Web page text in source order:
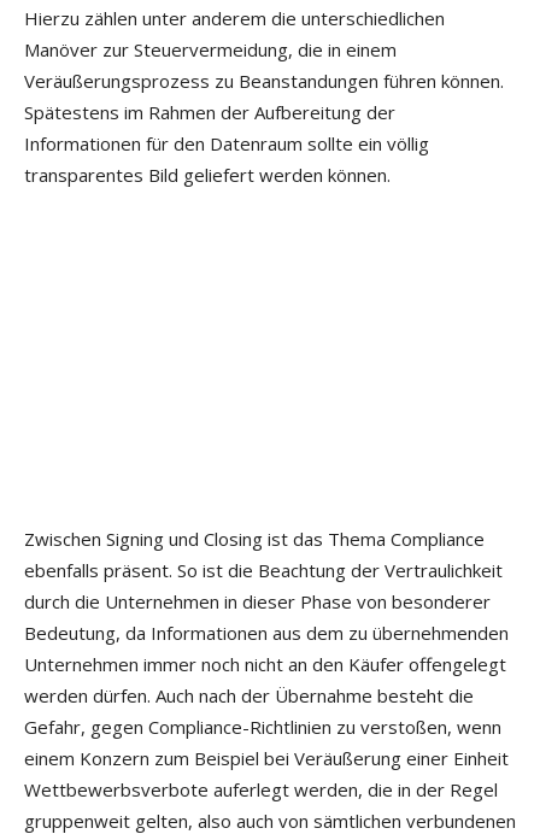
Hierzu zählen unter anderem die unterschiedlichen
Manöver zur Steuervermeidung, die in einem
Veräußerungsprozess zu Beanstandungen führen können.
Spätestens im Rahmen der Aufbereitung der
Informationen für den Datenraum sollte ein völlig
transparentes Bild geliefert werden können.
Zwischen Signing und Closing ist das Thema Compliance
ebenfalls präsent. So ist die Beachtung der Vertraulichkeit
durch die Unternehmen in dieser Phase von besonderer
Bedeutung, da Informationen aus dem zu übernehmenden
Unternehmen immer noch nicht an den Käufer offengelegt
werden dürfen. Auch nach der Übernahme besteht die
Gefahr, gegen Compliance-Richtlinien zu verstoßen, wenn
einem Konzern zum Beispiel bei Veräußerung einer Einheit
Wettbewerbsverbote auferlegt werden, die in der Regel
gruppenweit gelten, also auch von sämtlichen verbundenen